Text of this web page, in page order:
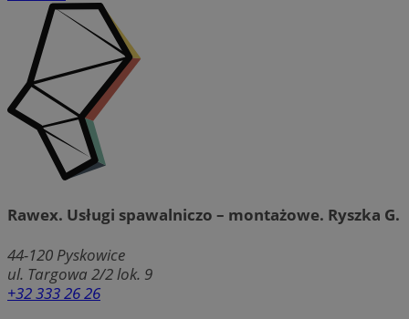
Rawex. Usługi spawalniczo – montażowe. Ryszka G.
44-120 Pyskowice
ul. Targowa 2/2 lok. 9
+32 333 26 26